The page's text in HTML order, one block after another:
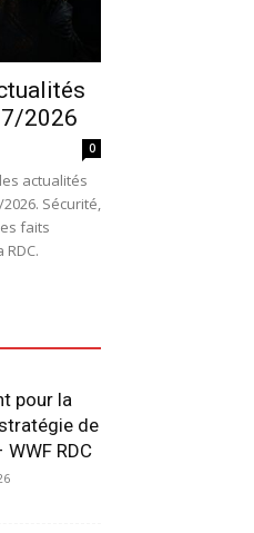
2026
0
actualités
Sécurité,
faits
pour la
de
RDC